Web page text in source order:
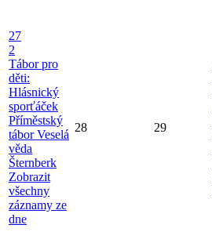
27
2
Tábor pro
děti:
Hlásnický
sporťáček
Příměstský
tábor Veselá
věda
Šternberk
Zobrazit
všechny
záznamy ze
dne
28 29